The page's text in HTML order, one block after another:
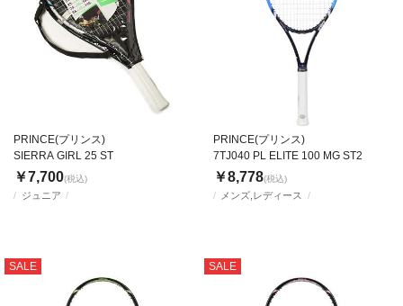
ジュニア
PRINCE(プリンス)
SIERRA GIRL 25 ST
￥7,700(税込)
メンズ,レディース
PRINCE(プリンス)
7TJ040 PL ELITE 100 MG ST2
￥8,778(税込)
SALE SALE